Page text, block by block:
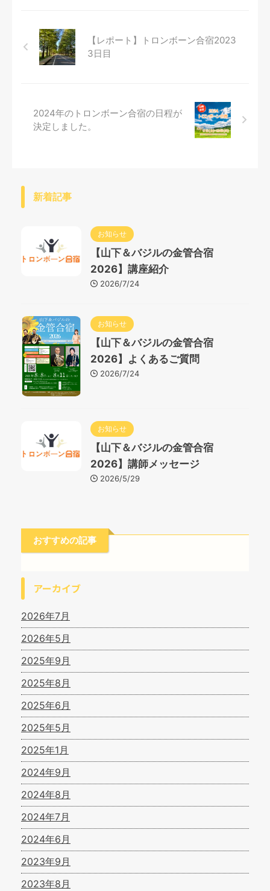
【レポート】トロンボーン合宿2023
3日目
2024年のトロンボーン合宿の日程が
決定しました。
新着記事
お知らせ
【山下＆バジルの金管合宿
2026】講座紹介
2026/7/24
お知らせ
【山下＆バジルの金管合宿
2026】よくあるご質問
2026/7/24
お知らせ
【山下＆バジルの金管合宿
2026】講師メッセージ
2026/5/29
おすすめの記事
アーカイブ
2026年7月
2026年5月
2025年9月
2025年8月
2025年6月
2025年5月
2025年1月
2024年9月
2024年8月
2024年7月
2024年6月
2023年9月
2023年8月